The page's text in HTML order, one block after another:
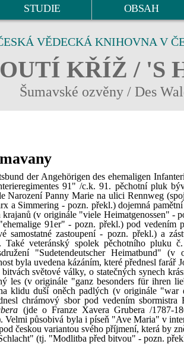
STUDIE OBSAH
VĚDECKÁ KNIHOVNA V
KŘÍŽ / 'S
Šumavské ozvěny / Des
der Angehörigen des ehemaligen
91" /c.k. 91. pěchotní pluk
Panny Marie na ulici Rennweg
a Simmering - pozn. překl.) dojemná
(v originále "viele Heimatgenossen" -
91er" - pozn. překl.) pod vedením
zastoupení - pozn. překl.) a
. Také veteránský spolek pěchotního pluku
"Sudetendeutscher Heimatbund" (v
byla uvedena kázáním, které přednesl farář
světové války, o statečných synech
les (v originále "ganz besonders für ihren
klidu duší oněch padlých (v originále "war
chrámový sbor pod vedením sbormistra
(jde o Franze Xavera Grubera /1787-
Velmi působivá byla i píseň "Ave Maria" v
českou variantou svého příjmení, která by
(tj. "Modlitba před bitvou" - pozn.